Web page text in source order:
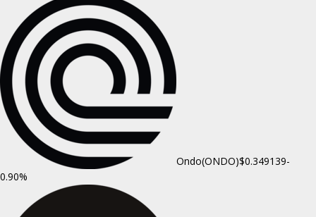
Ondo(ONDO)$0.349139-
0.90%